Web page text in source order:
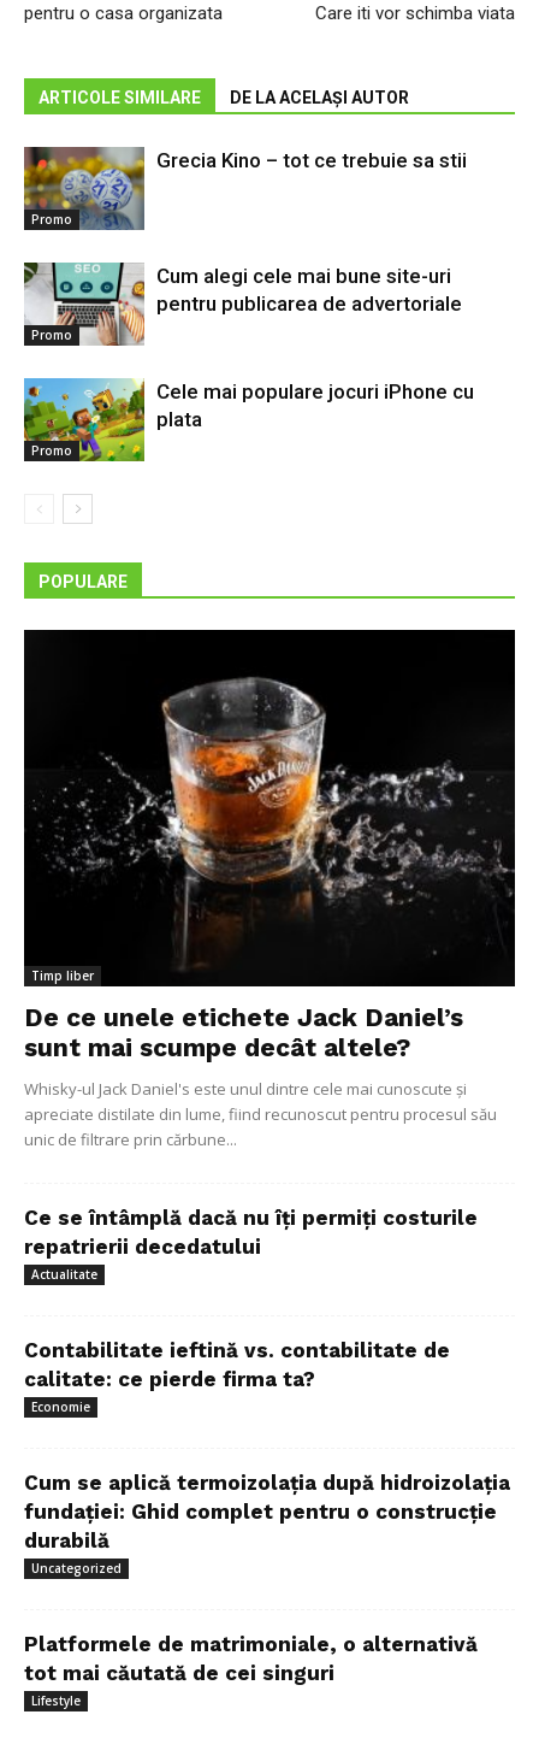
pentru o casa organizata
Care iti vor schimba viata
ARTICOLE SIMILARE DE LA ACELAȘI AUTOR
Promo
Grecia Kino – tot ce trebuie sa stii
Promo
Cum alegi cele mai bune site-uri
pentru publicarea de advertoriale
Promo
Cele mai populare jocuri iPhone cu
plata
POPULARE
Timp liber
De ce unele etichete Jack Daniel’s
sunt mai scumpe decât altele?
Whisky-ul Jack Daniel's este unul dintre cele mai cunoscute și
apreciate distilate din lume, fiind recunoscut pentru procesul său
unic de filtrare prin cărbune...
Ce se întâmplă dacă nu îți permiți costurile
repatrierii decedatului
Actualitate
Contabilitate ieftină vs. contabilitate de
calitate: ce pierde firma ta?
Economie
Cum se aplică termoizolația după hidroizolația
fundației: Ghid complet pentru o construcție
durabilă
Uncategorized
Platformele de matrimoniale, o alternativă
tot mai căutată de cei singuri
Lifestyle